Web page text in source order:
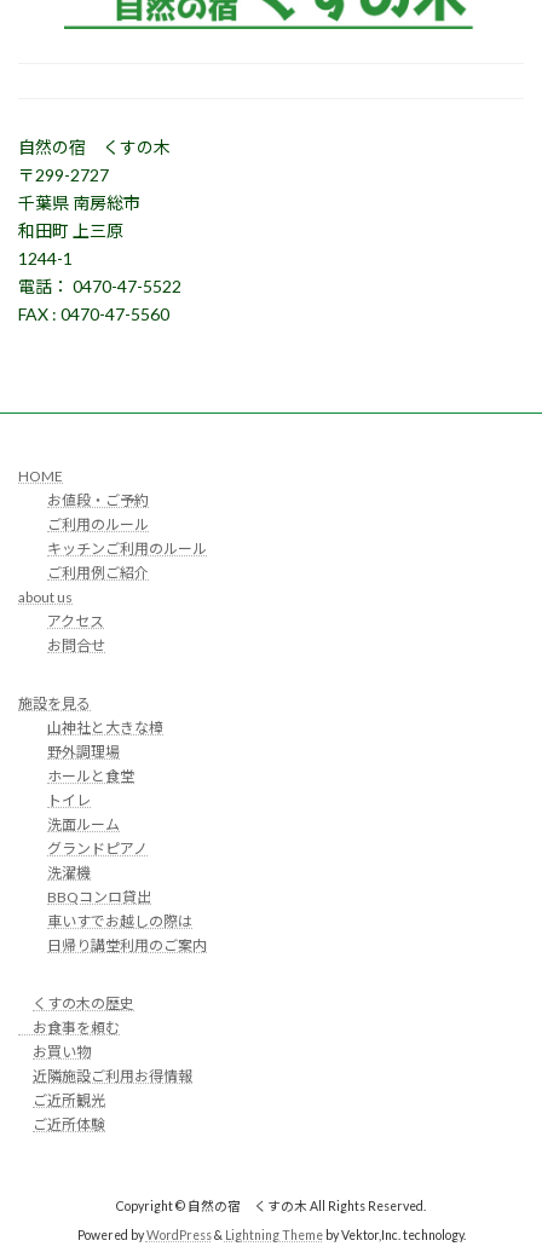
自然の宿 くすの木
〒299-2727
千葉県 南房総市
和田町 上三原
1244-1
電話： 0470-47-5522
FAX : 0470-47-5560
HOME
お値段・ご予約
ご利用のルール
キッチンご利用のルール
ご利用例ご紹介
about us
アクセス
お問合せ
施設を見る
山神社と大きな樟
野外調理場
ホールと食堂
トイレ
洗面ルーム
グランドピアノ
洗濯機
BBQコンロ貸出
車いすでお越しの際は
日帰り講堂利用のご案内
くすの木の歴史
お食事を頼む
お買い物
近隣施設ご利用お得情報
ご近所観光
ご近所体験
Copyright © 自然の宿 くすの木 All Rights Reserved.
Powered byWordPress& Lightning Themeby Vektor,Inc. technology.